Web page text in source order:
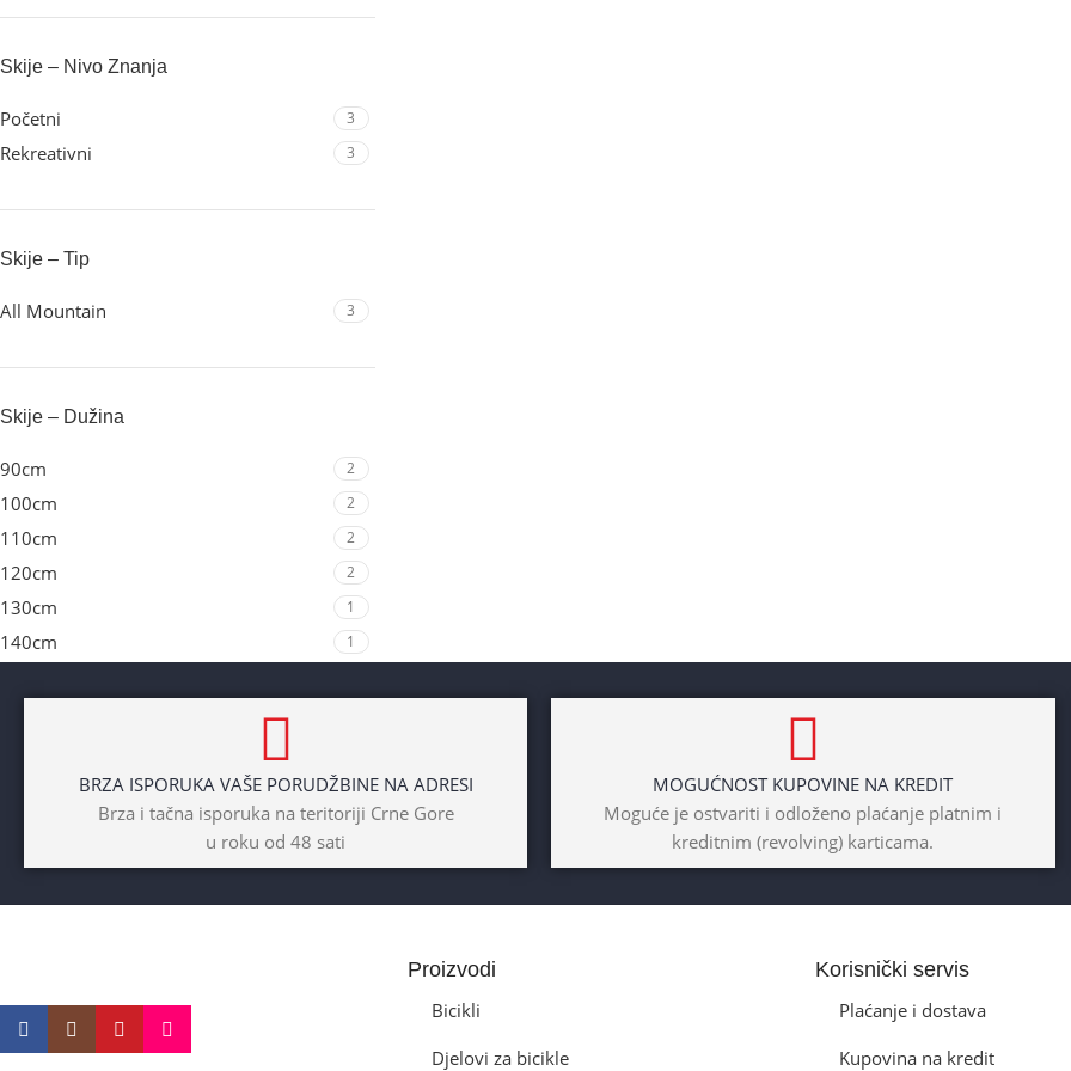
Skije – Nivo Znanja
Početni 3
Rekreativni 3
Skije – Tip
All Mountain 3
Skije – Dužina
90cm 2
100cm 2
110cm 2
120cm 2
130cm 1
140cm 1
BRZA ISPORUKA VAŠE PORUDŽBINE NA ADRESI
Brza i tačna isporuka na teritoriji Crne Gore
u roku od 48 sati
MOGUĆNOST KUPOVINE NA KREDIT
Moguće je ostvariti i odloženo plaćanje platnim i
kreditnim (revolving) karticama.
Proizvodi
Bicikli
Djelovi za bicikle
Korisnički servis
Plaćanje i dostava
Kupovina na kredit